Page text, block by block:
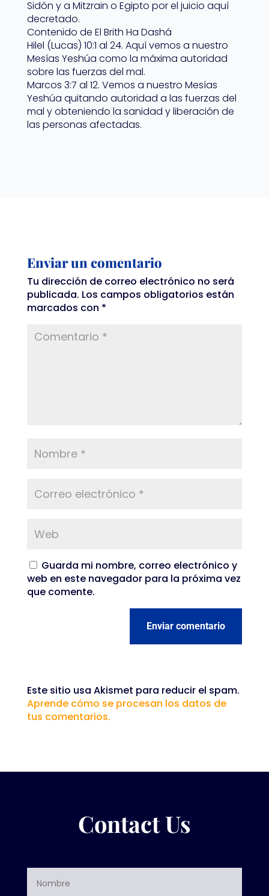
Sidón y a Mitzrain o Egipto por el juicio aquí
decretado.
Contenido de El Brith Ha Dashá
Hilel (Lucas) 10:1 al 24. Aquí vemos a nuestro
Mesías Yeshúa como la máxima autoridad
sobre las fuerzas del mal.
Marcos 3:7 al 12. Vemos a nuestro Mesías
Yeshúa quitando autoridad a las fuerzas del
mal y obteniendo la sanidad y liberación de
las personas afectadas.
Enviar un comentario
Tu dirección de correo electrónico no será
publicada. Los campos obligatorios están
marcados con *
Guarda mi nombre, correo electrónico y
web en este navegador para la próxima vez
que comente.
Enviar comentario
Este sitio usa Akismet para reducir el spam.
Aprende cómo se procesan los datos de
tus comentarios.
Contact Us